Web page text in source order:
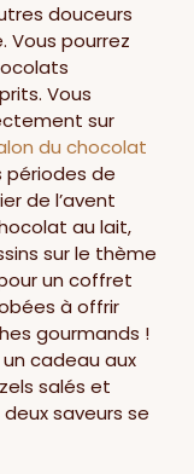
douceurs
Vous pourrez
Vous
sur
du chocolat
périodes de
de l’avent
au lait,
sur le thème
un coffret
à offrir
gourmands !
un cadeau aux
salés et
saveurs se